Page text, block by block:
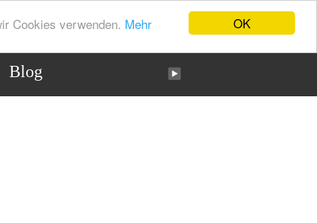
OK
Cookies verwenden. Mehr
Blog